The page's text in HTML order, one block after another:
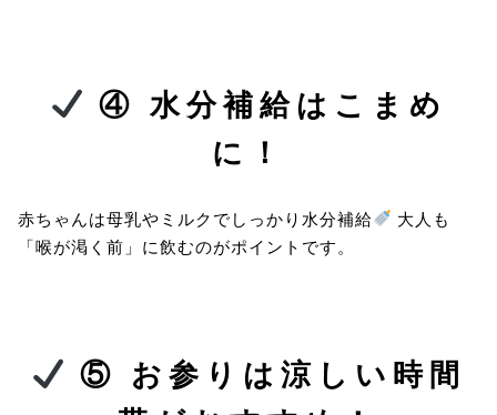
④ 水分補給はこまめ
に！
赤ちゃんは母乳やミルクでしっかり水分補給
大人も
「喉が渇く前」に飲むのがポイントです。
⑤ お参りは涼しい時間